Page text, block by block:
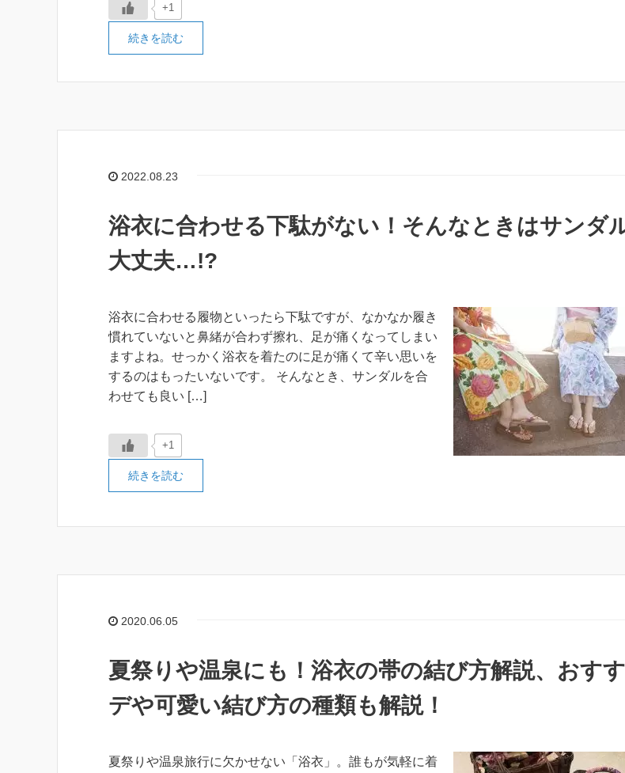
+1
続きを読む
2022.08.23
浴衣に合わせる下駄がない！そんなときはサンダ
大丈夫…!?
浴衣に合わせる履物といったら下駄ですが、なかなか履き
慣れていないと鼻緒が合わず擦れ、足が痛くなってしまい
ますよね。せっかく浴衣を着たのに足が痛くて辛い思いを
するのはもったいないです。 そんなとき、サンダルを合
わせても良い […]
+1
続きを読む
2020.06.05
夏祭りや温泉にも！浴衣の帯の結び方解説、おす
デや可愛い結び方の種類も解説！
夏祭りや温泉旅行に欠かせない「浴衣」。誰もが気軽に着